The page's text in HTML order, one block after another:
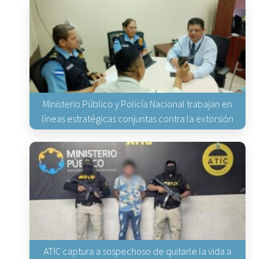
Ministerio Público y Policía Nacional trabajan en
líneas estratégicas conjuntas contra la extorsión
ATIC captura a sospechoso de quitarle la vida a